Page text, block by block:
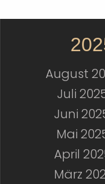
August
Juli
Juni
Mai
April
März